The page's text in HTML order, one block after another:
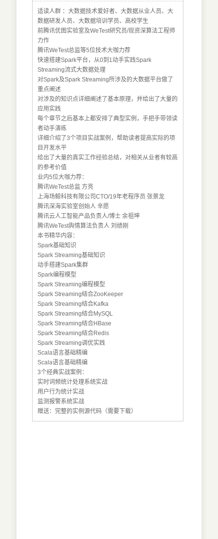
适读人群 ：大数据技术爱好者、大数据从业人员、大
数据研发人员、大数据培训学员、高校学生
前腾讯优图实验室及WeTest研究员/现资深算法工程师
力作
腾讯WeTest总监等5位技术大咖力荐
快速搭建Spark平台，从0到1动手实践Spark
Streaming流式大数据处理
对Spark及Spark Streaming所涉及的大数据平台做了
重点阐述
对涉及的知识点详细阐述了基本原理，并给出了大量的
应用实践
每个章节之后基本上都安排了典型实例，手把手带领读
者动手演练
详细介绍了3个项目实战案例，帮助读者提高实际的项
目开发水平
给出了大量的真实工作经验总结，对相关从业者有较高
的参考价值
业内5位大咖力荐：
腾讯WeTest总监 方亮
上海场鲸科技有限公司CTO/19年老程序员 张景龙
腾讯深海实验室创始人 辛愿
腾讯云人工智能产品负责人/博士 余祖坤
腾讯WeTest舆情算法负责人 刘绩刚
本书精华内容：
Spark基础知识
Spark Streaming基础知识
动手搭建Spark集群
Spark编程模型
Spark Streaming编程模型
Spark Streaming结合ZooKeeper
Spark Streaming结合Kafka
Spark Streaming结合MySQL
Spark Streaming结合HBase
Spark Streaming结合Redis
Spark Streaming调优实践
Scala语言基础精编
Scala语言基础精编
3个经典实战案例：
实时词频统计处理系统实战
用户行为统计实战
监测报警系统实战
赠送：完整的实例源代码（需要下载）